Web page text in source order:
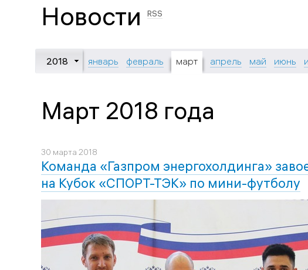
Новости RSS
2018 январь февраль март апрель май июнь
Март 2018 года
30 марта 2018
Команда «Газпром энергохолдинга»
на Кубок «СПОРТ-ТЭК» по мини-футболу